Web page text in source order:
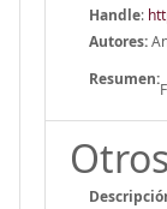
Handle:
Autores:
Resumen: